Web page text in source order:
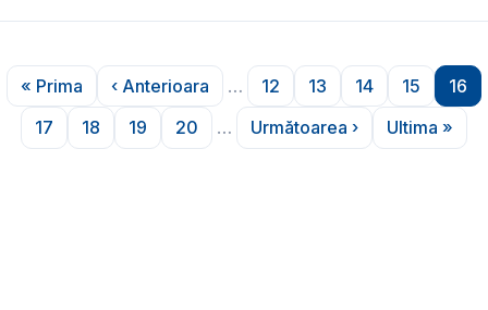
Paginare
Prima pagină
« Prima
Pagina anterioară
‹ Anterioara …
Pagina
12
Pagina
13
Pagina
14
Pagina
15 16
Pagina
17
Pagina
18
Pagina
19
Pagina
20 …
Pagina următoare
Următoarea ›
Ultima
Ultima »